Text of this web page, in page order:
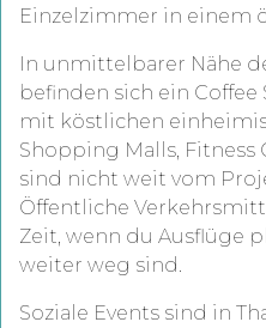
Einzelzimmer in einem
In unmittelbarer Nähe
befinden sich ein
mit köstlichen
Shopping Malls, Fitness
sind nicht weit vom
Öffentliche
Zeit, wenn du Ausflüge
weiter weg sind.
Soziale Events sind in